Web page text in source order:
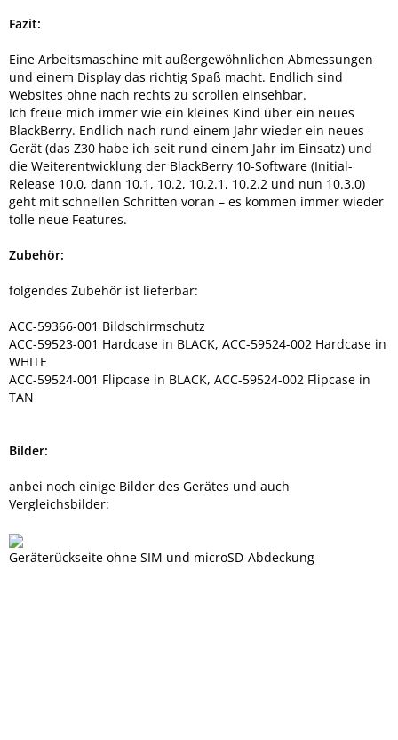
Fazit:
Eine Arbeitsmaschine mit außergewöhnlichen Abmessungen
und einem Display das richtig Spaß macht. Endlich sind
Websites ohne nach rechts zu scrollen einsehbar.
Ich freue mich immer wie ein kleines Kind über ein neues
BlackBerry. Endlich nach rund einem Jahr wieder ein neues
Gerät (das Z30 habe ich seit rund einem Jahr im Einsatz) und
die Weiterentwicklung der BlackBerry 10-Software (Initial-
Release 10.0, dann 10.1, 10.2, 10.2.1, 10.2.2 und nun 10.3.0)
geht mit schnellen Schritten voran – es kommen immer wieder
tolle neue Features.
Zubehör:
folgendes Zubehör ist lieferbar:
ACC-59366-001 Bildschirmschutz
ACC-59523-001 Hardcase in BLACK, ACC-59524-002 Hardcase in
WHITE
ACC-59524-001 Flipcase in BLACK, ACC-59524-002 Flipcase in
TAN
Bilder:
anbei noch einige Bilder des Gerätes und auch
Vergleichsbilder:
Geräterückseite ohne SIM und microSD-Abdeckung